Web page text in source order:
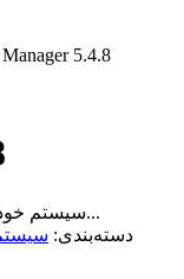
5.4.8
به کمک Power Manager سیستم خود را به طور اتوماتیک...
دسته‌بندی: